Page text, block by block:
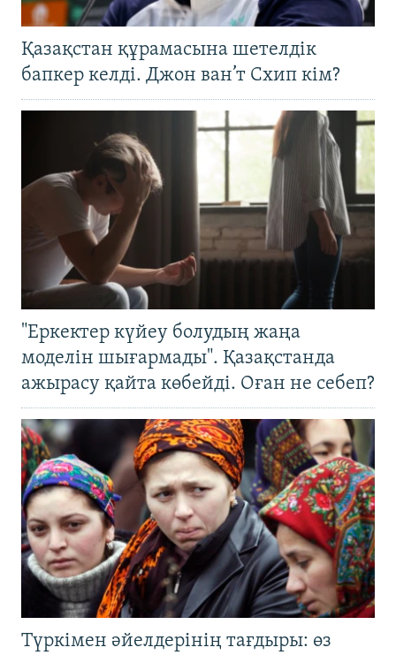
Қазақстан құрамасына шетелдік
бапкер келді. Джон ван’т Схип кім?
"Еркектер күйеу болудың жаңа
моделін шығармады". Қазақстанда
ажырасу қайта көбейді. Оған не себеп?
Түркімен әйелдерінің тағдыры: өз